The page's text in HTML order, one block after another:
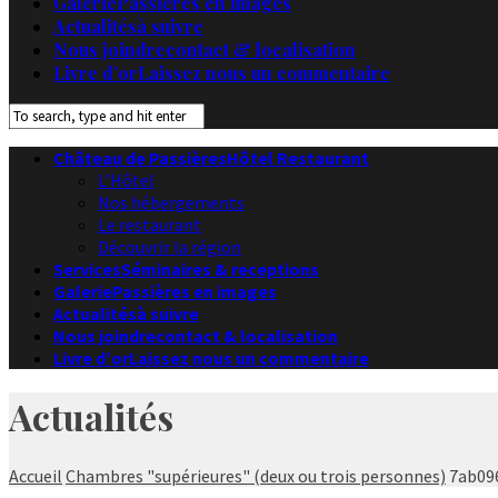
Actualitésà suivre
Nous joindrecontact & localisation
Livre d’orLaissez nous un commentaire
Château de PassièresHôtel Restaurant
L’Hôtel
Nos hébergements
Le restaurant
Découvrir la région
ServicesSéminaires & receptions
GaleriePassières en images
Actualitésà suivre
Nous joindrecontact & localisation
Livre d’orLaissez nous un commentaire
Actualités
Accueil Chambres "supérieures" (deux ou trois personnes)